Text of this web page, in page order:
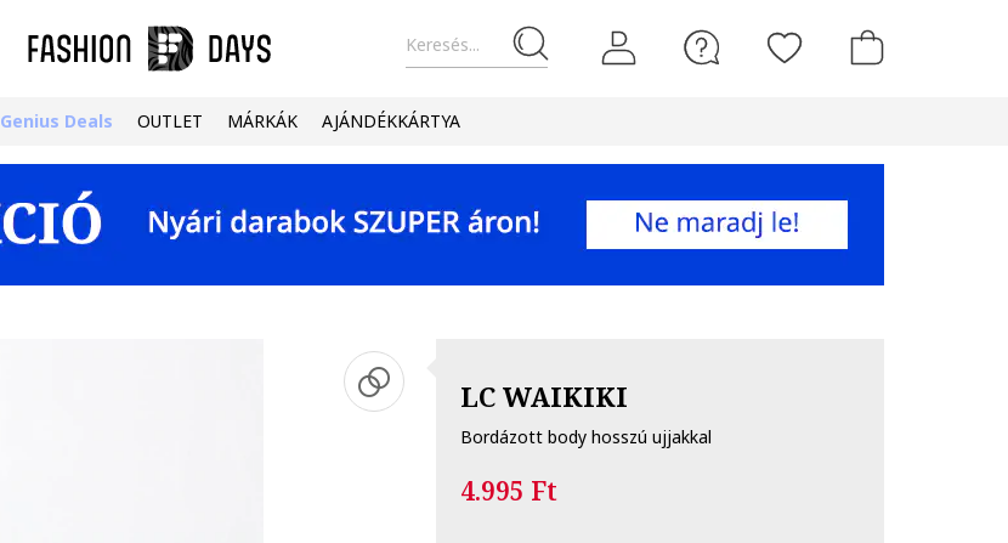
Keresés...
Genius Deals OUTLET MÁRKÁK AJÁNDÉKKÁRTYA
LC WAIKIKI
Bordázott body hosszú ujjakkal
4.995 Ft